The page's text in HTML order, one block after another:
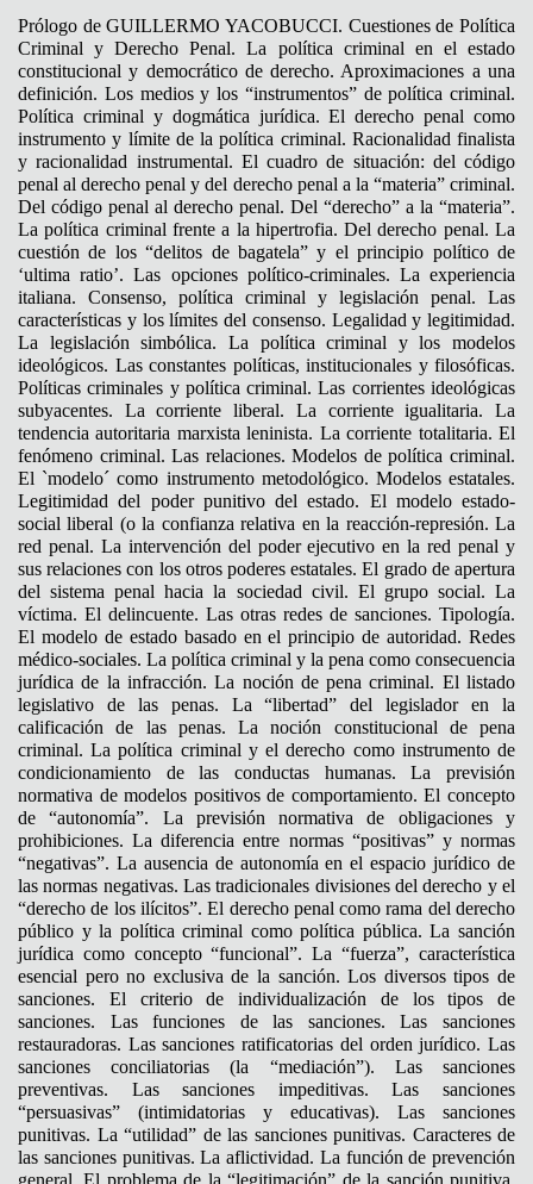
Prólogo de GUILLERMO YACOBUCCI. Cuestiones de Política
Criminal y Derecho Penal. La política criminal en el estado
constitucional y democrático de derecho. Aproximaciones a una
definición. Los medios y los “instrumentos” de política criminal.
Política criminal y dogmática jurídica. El derecho penal como
instrumento y límite de la política criminal. Racionalidad finalista
y racionalidad instrumental. El cuadro de situación: del código
penal al derecho penal y del derecho penal a la “materia” criminal.
Del código penal al derecho penal. Del “derecho” a la “materia”.
La política criminal frente a la hipertrofia. Del derecho penal. La
cuestión de los “delitos de bagatela” y el principio político de
‘ultima ratio’. Las opciones político-criminales. La experiencia
italiana. Consenso, política criminal y legislación penal. Las
características y los límites del consenso. Legalidad y legitimidad.
La legislación simbólica. La política criminal y los modelos
ideológicos. Las constantes políticas, institucionales y filosóficas.
Políticas criminales y política criminal. Las corrientes ideológicas
subyacentes. La corriente liberal. La corriente igualitaria. La
tendencia autoritaria marxista leninista. La corriente totalitaria. El
fenómeno criminal. Las relaciones. Modelos de política criminal.
El `modelo´ como instrumento metodológico. Modelos estatales.
Legitimidad del poder punitivo del estado. El modelo estado-
social liberal (o la confianza relativa en la reacción-represión. La
red penal. La intervención del poder ejecutivo en la red penal y
sus relaciones con los otros poderes estatales. El grado de apertura
del sistema penal hacia la sociedad civil. El grupo social. La
víctima. El delincuente. Las otras redes de sanciones. Tipología.
El modelo de estado basado en el principio de autoridad. Redes
médico-sociales. La política criminal y la pena como consecuencia
jurídica de la infracción. La noción de pena criminal. El listado
legislativo de las penas. La “libertad” del legislador en la
calificación de las penas. La noción constitucional de pena
criminal. La política criminal y el derecho como instrumento de
condicionamiento de las conductas humanas. La previsión
normativa de modelos positivos de comportamiento. El concepto
de “autonomía”. La previsión normativa de obligaciones y
prohibiciones. La diferencia entre normas “positivas” y normas
“negativas”. La ausencia de autonomía en el espacio jurídico de
las normas negativas. Las tradicionales divisiones del derecho y el
“derecho de los ilícitos”. El derecho penal como rama del derecho
público y la política criminal como política pública. La sanción
jurídica como concepto “funcional”. La “fuerza”, característica
esencial pero no exclusiva de la sanción. Los diversos tipos de
sanciones. El criterio de individualización de los tipos de
sanciones. Las funciones de las sanciones. Las sanciones
restauradoras. Las sanciones ratificatorias del orden jurídico. Las
sanciones conciliatorias (la “mediación”). Las sanciones
preventivas. Las sanciones impeditivas. Las sanciones
“persuasivas” (intimidatorias y educativas). Las sanciones
punitivas. La “utilidad” de las sanciones punitivas. Caracteres de
las sanciones punitivas. La aflictividad. La función de prevención
general. El problema de la “legitimación” de la sanción punitiva.